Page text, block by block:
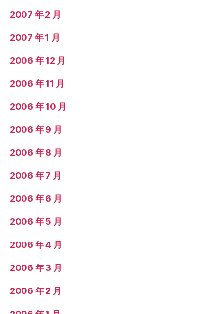
2007 年 2 月
2007 年 1 月
2006 年 12 月
2006 年 11 月
2006 年 10 月
2006 年 9 月
2006 年 8 月
2006 年 7 月
2006 年 6 月
2006 年 5 月
2006 年 4 月
2006 年 3 月
2006 年 2 月